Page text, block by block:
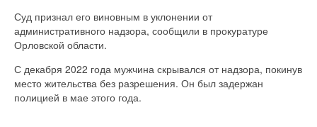
Суд признал его виновным в уклонении от
административного надзора, сообщили в прокуратуре
Орловской области.
С декабря 2022 года мужчина скрывался от надзора, покинув
место жительства без разрешения. Он был задержан
полицией в мае этого года.